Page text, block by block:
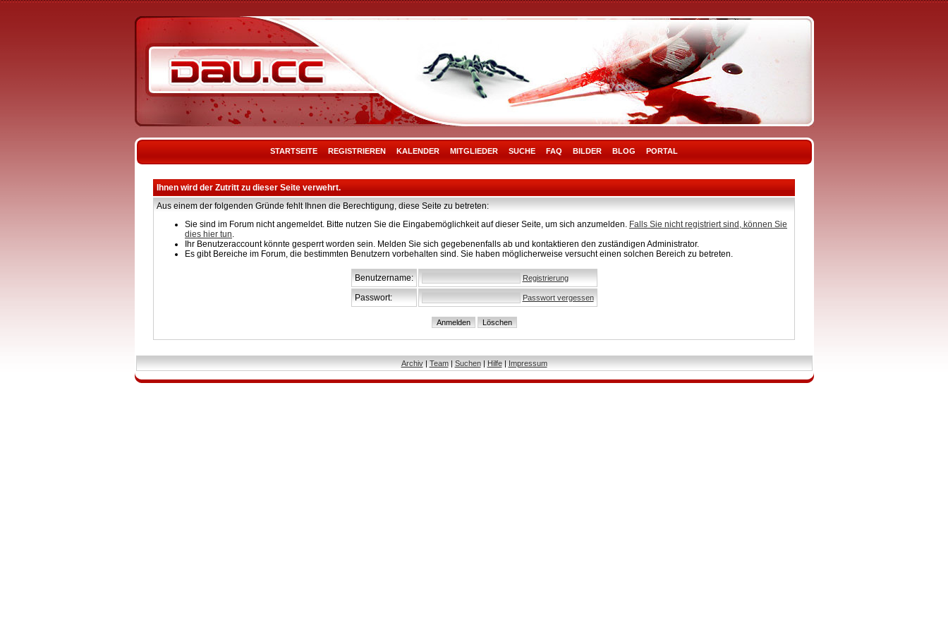
STARTSEITE REGISTRIEREN KALENDER MITGLIEDER SUCHE FAQ BILDER BLOG PORTAL
Ihnen wird der Zutritt zu dieser Seite verwehrt.
Aus einem der folgenden Gründe fehlt Ihnen die Berechtigung, diese Seite zu betreten:
Sie sind im Forum nicht angemeldet. Bitte nutzen Sie die Eingabemöglichkeit auf dieser Seite, um sich anzumelden. Falls Sie nicht registriert sind, können Sie
dies hier tun.
Ihr Benutzeraccount könnte gesperrt worden sein. Melden Sie sich gegebenenfalls ab und kontaktieren den zuständigen Administrator.
Es gibt Bereiche im Forum, die bestimmten Benutzern vorbehalten sind. Sie haben möglicherweise versucht einen solchen Bereich zu betreten.
Benutzername: Registrierung
Passwort: Passwort vergessen
Archiv| Team| Suchen| Hilfe| Impressum